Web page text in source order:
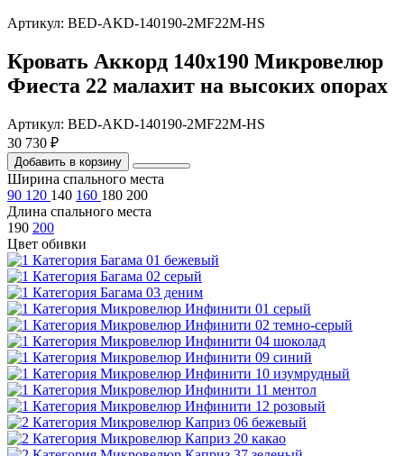
Артикул: BED-AKD-140190-2MF22M-HS
Кровать Аккорд 140х190 Микровелюр
Фиеста 22 малахит на высоких опорах
Артикул: BED-AKD-140190-2MF22M-HS
30 730 ₽
Добавить в корзину
Ширина спального места
90 120 140 160 180 200
Длина спального места
190 200
Цвет обивки